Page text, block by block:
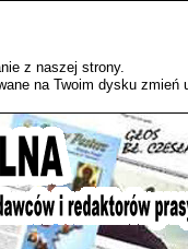
z naszej strony.
na Twoim dysku zmień